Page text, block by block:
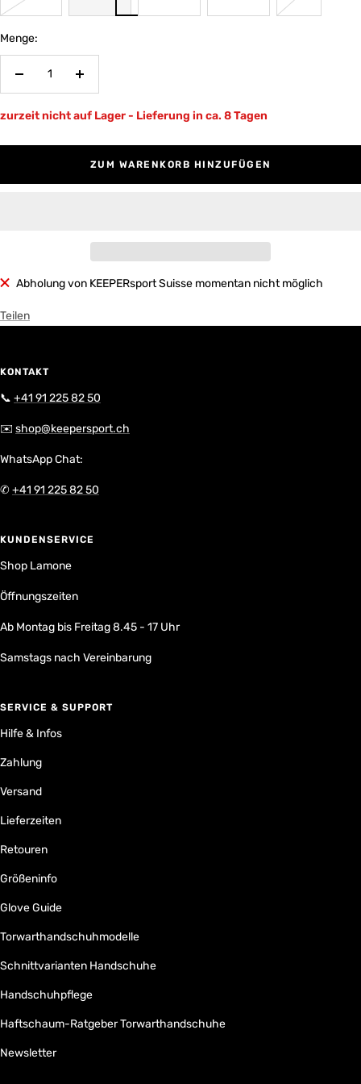
Menge:
Menge
Menge
zurzeit nicht auf Lager - Lieferung in ca. 8 Tagen
ZUM WARENKORB HINZUFÜGEN
Abholung von KEEPERsport Suisse momentan nicht möglich
Teilen
KONTAKT
📞 +41 91 225 82 50
✉️ shop@keepersport.ch
WhatsApp Chat:
✆+41 91 225 82 50
KUNDENSERVICE
Shop Lamone
Öffnungszeiten
Ab Montag bis Freitag 8.45 - 17 Uhr
Samstags nach Vereinbarung
SERVICE & SUPPORT
Hilfe & Infos
Zahlung
Versand
Lieferzeiten
Retouren
Größeninfo
Glove Guide
Torwarthandschuhmodelle
Schnittvarianten Handschuhe
Handschuhpflege
Haftschaum-Ratgeber Torwarthandschuhe
Newsletter